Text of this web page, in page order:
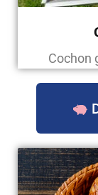
Cochon